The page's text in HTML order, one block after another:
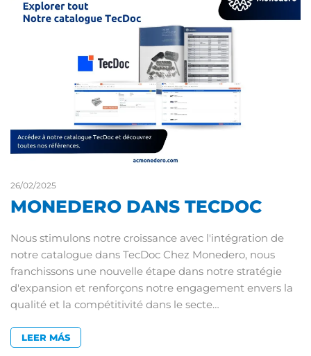
26/02/2025
MONEDERO DANS TECDOC
Nous stimulons notre croissance avec l'intégration de
notre catalogue dans TecDoc Chez Monedero, nous
franchissons une nouvelle étape dans notre stratégie
d'expansion et renforçons notre engagement envers la
qualité et la compétitivité dans le secte…
LEER MÁS